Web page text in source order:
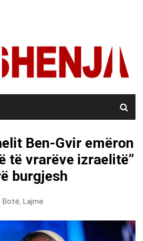
Ben-Gvir emëron
të vrarëve izraelitë”
burgjesh
Botë, Lajme